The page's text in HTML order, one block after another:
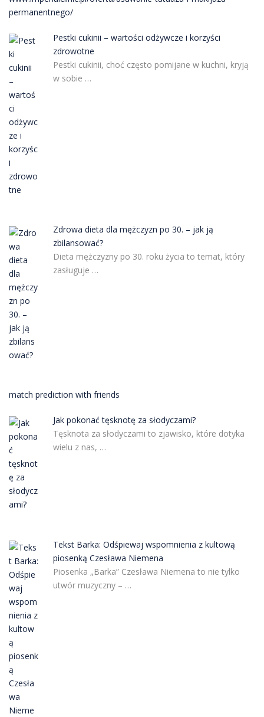
permanentnego/
Pestki cukinii – wartości odżywcze i korzyści
zdrowotne
Pestki cukinii, choć często pomijane w kuchni, kryją
w sobie …
Zdrowa dieta dla mężczyzn po 30. – jak ją
zbilansować?
Dieta mężczyzny po 30. roku życia to temat, który
zasługuje …
match prediction with friends
Jak pokonać tęsknotę za słodyczami?
Tęsknota za słodyczami to zjawisko, które dotyka
wielu z nas, …
Tekst Barka: Odśpiewaj wspomnienia z kultową
piosenką Czesława Niemena
Piosenka „Barka” Czesława Niemena to nie tylko
utwór muzyczny – …